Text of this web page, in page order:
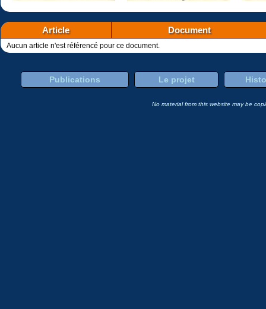
Article Document
Aucun article n'est référencé pour ce document.
Publications Le projet
No material from this website may be